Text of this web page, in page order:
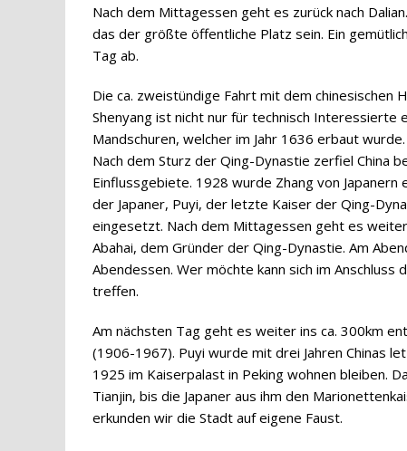
Nach dem Mittagessen geht es zurück nach
das der größte öffentliche Platz sein. Ein
Tag ab.
Die ca. zweistündige Fahrt mit dem chinesischen
Shenyang ist nicht nur für technisch Interessierte
Mandschuren, welcher im Jahr 1636 erbaut
Nach dem Sturz der Qing-Dynastie zerfiel China
Einflussgebiete. 1928 wurde Zhang von
der Japaner, Puyi, der letzte Kaiser der Qing-
eingesetzt. Nach dem Mittagessen geht es
Abahai, dem Gründer der Qing-Dynastie. Am
Abendessen. Wer möchte kann sich im
treffen.
Am nächsten Tag geht es weiter ins ca. 300km
(1906-1967). Puyi wurde mit drei Jahren Chinas
1925 im Kaiserpalast in Peking wohnen bleiben.
Tianjin, bis die Japaner aus ihm den
erkunden wir die Stadt auf eigene Faust.